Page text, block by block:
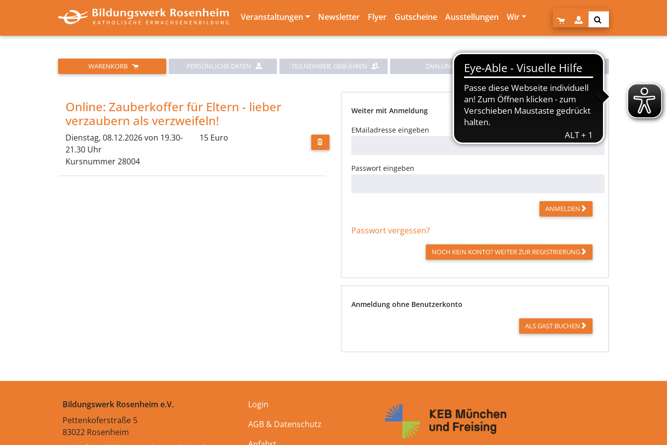
Veranstaltungen Newsletter Flyer Gutscheine Ausstellungen Wir
WARENKORB PERSÖNLICHE DATEN TEILNEHMER, GEBÜHREN ZAHLUNG SENDEN
Online: Zauberkoffer für Eltern - lieber
verzaubern als verzweifeln!
Dienstag, 08.12.2026 von 19.30-
21.30 Uhr
Kursnummer 28004
15 Euro
Weiter mit Anmeldung
EMailadresse eingeben
Passwort eingeben
ANMELDEN
Passwort vergessen?
NOCH KEIN KONTO? WEITER ZUR REGISTRIERUNG
Anmeldung ohne Benutzerkonto
ALS GAST BUCHEN
Bildungswerk Rosenheim e.V.
Pettenkoferstraße 5
83022 Rosenheim
Login
AGB & Datenschutz